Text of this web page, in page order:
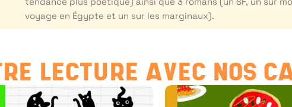
voyage en Égypte et un sur les marginaux).
LECTURE AVEC NOS